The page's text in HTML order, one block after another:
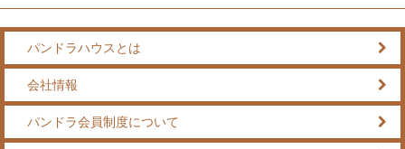
パンドラハウスとは
会社情報
パンドラ会員制度について